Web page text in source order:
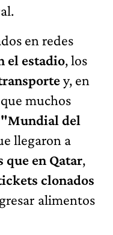
en redes
el estadio, los
y, en
muchos
"Mundial del
llegaron a
que en Qatar,
clonados
alimentos